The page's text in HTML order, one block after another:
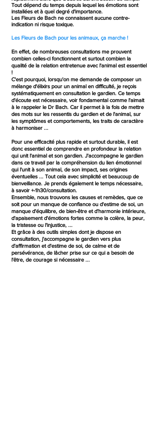
Tout dépend du temps depuis lequel les émotions sont
installées et à quel degré d'importance.
Les Fleurs de Bach ne connaissent aucune contre-
indication ni risque toxique.
Les Fleurs de Bach pour les animaux, ça marche !
En effet, de nombreuses consultations me prouvent
combien celles-ci fonctionnent et surtout combien la
qualité de la relation entretenue avec l'animal est essentiel
!
C'est pourquoi, lorsqu'on me demande de composer un
mélange d'élixirs pour un animal en difficulté, je reçois
systématiquement en consultation le gardien. Ce temps
d'écoute est nécessaire, voir fondamental comme l'aimait
à le rappeler le Dr Bach. Car il permet à la fois de mettre
des mots sur les ressentis du gardien et de l'animal, sur
les symptômes et comportements, les traits de caractère
à harmoniser ...
Pour une efficacité plus rapide et surtout durable, il est
donc essentiel de comprendre en profondeur la relation
qui unit l'animal et son gardien. J'accompagne le gardien
dans ce travail par la compréhension du lien émotionnel
qui l'unit à son animal, de son impact, ses origines
éventuelles ... Tout cela avec simplicité et beaucoup de
bienveillance. Je prends également le temps nécessaire,
à savoir +-1h30/consultation.
Ensemble, nous trouvons les causes et remèdes, que ce
soit pour un manque de confiance ou d'estime de soi, un
manque d'équilibre, de bien-être et d'harmonie intérieure,
d'apaisement d'émotions fortes comme la colère, la peur,
la tristesse ou l'injustice, ...
Et grâce à des outils simples dont je dispose en
consultation, j'accompagne le gardien vers plus
d'affirmation et d'estime de soi, de calme et de
persévérance, de lâcher prise sur ce qui a besoin de
l'être, de courage si nécessaire ...